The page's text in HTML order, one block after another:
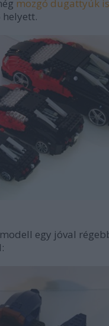
mozgó dugattyúk
helyett.
egy jóval